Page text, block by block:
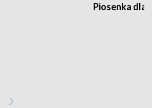
Piosenka dla